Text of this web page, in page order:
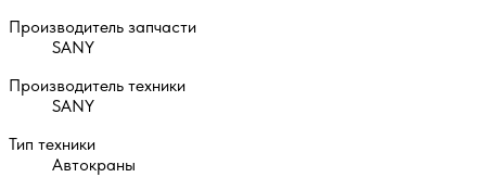
Производитель запчасти
SANY
Производитель техники
SANY
Тип техники
Автокраны